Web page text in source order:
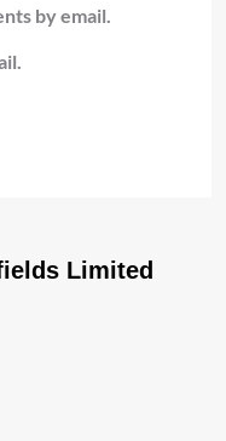
by email.
Limited